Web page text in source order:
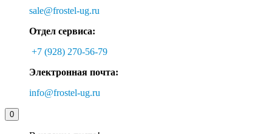
sale@frostel-ug.ru
Отдел сервиса:
+7 (928) 270-56-79
Электронная почта:
info@frostel-ug.ru
0